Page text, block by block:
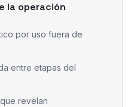
la operación
por uso fuera de
entre etapas del
revelan